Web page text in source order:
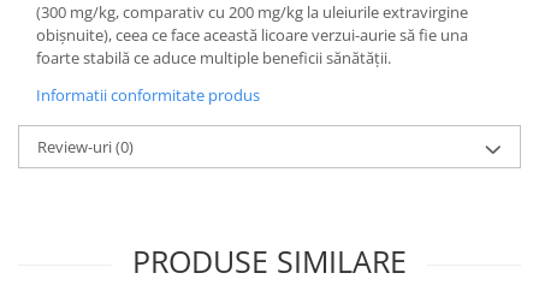
(300 mg/kg, comparativ cu 200 mg/kg la uleiurile extravirgine
obișnuite), ceea ce face această licoare verzui-aurie să fie una
foarte stabilă ce aduce multiple beneficii sănătății.
Informatii conformitate produs
Review-uri(0)
PRODUSE SIMILARE